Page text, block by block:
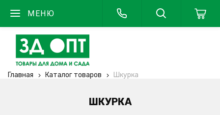
МЕНЮ
Главная Каталог товаров Шкурка
ШКУРКА